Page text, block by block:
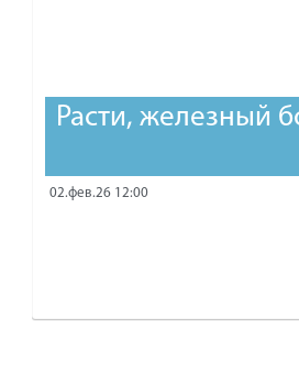
Расти, железный
02.фев.26 12:00